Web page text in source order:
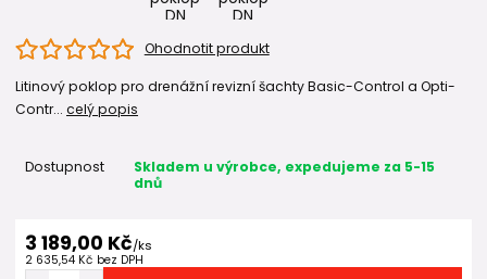
Ohodnotit produkt
Litinový poklop pro drenážní revizní šachty Basic-Control a Opti-
Contr... celý popis
Dostupnost
Skladem u výrobce, expedujeme za 5-15
dnů
3 189,00 Kč/ks
2 635,54 Kč bez DPH